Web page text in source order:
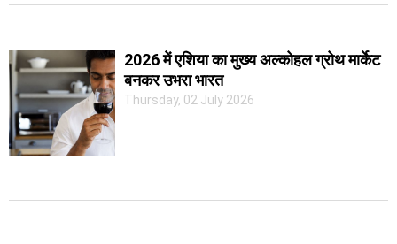
2026 में एशिया का मुख्य अल्कोहल ग्रोथ मार्केट
बनकर उभरा भारत
Thursday, 02 July 2026